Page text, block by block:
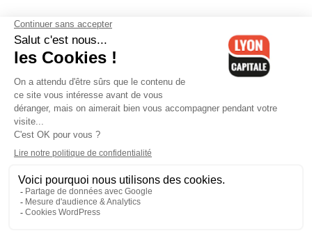
Contactez-nous-Mentions légales-CGV-Politique de
confidentialité-Gestion des cookies